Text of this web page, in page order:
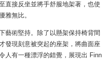
直接反坐並將手舒服地架著，也使
雅無比。
藝術堅持。除了以懸架保持椅背間
發現刻意被突起的座架，將曲面座
人有一種漂浮的錯覺，展現出 Finn